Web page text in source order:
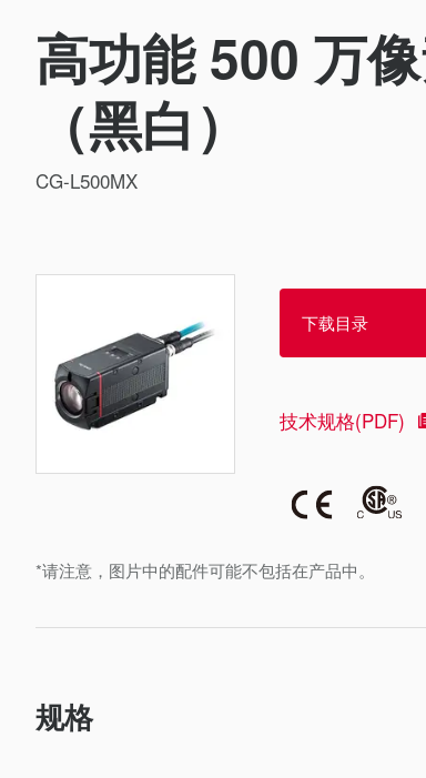
高功能 500 万
（黑白）
CG-L500MX
*请注意，图片中的配件可能不包括在产品中。
下载目录
技术规格(PDF)
规格